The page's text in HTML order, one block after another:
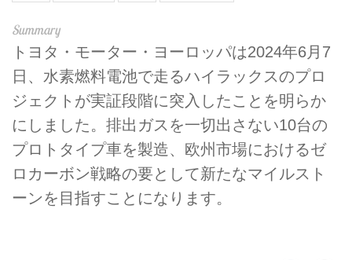
トヨタ・モーター・ヨーロッパは2024年6月7
日、水素燃料電池で走るハイラックスのプロ
ジェクトが実証段階に突入したことを明らか
にしました。排出ガスを一切出さない10台の
プロトタイプ車を製造、欧州市場におけるゼ
ロカーボン戦略の要として新たなマイルスト
ーンを目指すことになります。